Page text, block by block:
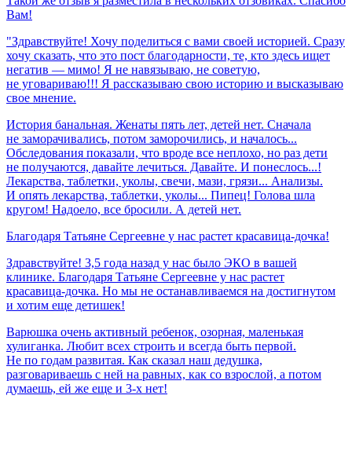
Вам!
"Здравствуйте! Хочу поделиться с вами своей историей. Сразу
хочу сказать, что это пост благодарности, те, кто здесь ищет
негатив — мимо! Я не навязываю, не советую,
не уговариваю!!! Я рассказываю свою историю и высказываю
свое мнение.
История банальная. Женаты пять лет, детей нет. Сначала
не заморачивались, потом заморочились, и началось...
Обследования показали, что вроде все неплохо, но раз дети
не получаются, давайте лечиться. Давайте. И понеслось...!
Лекарства, таблетки, уколы, свечи, мази, грязи... Анализы.
И опять лекарства, таблетки, уколы... Пипец! Голова шла
кругом! Надоело, все бросили. А детей нет.
Благодаря Татьяне Сергеевне у нас растет красавица-дочка!
Здравствуйте! 3,5 года назад у нас было ЭКО в вашей
клинике. Благодаря Татьяне Сергеевне у нас растет
красавица-дочка. Но мы не останавливаемся на достигнутом
и хотим еще детишек!
Варюшка очень активный ребенок, озорная, маленькая
хулиганка. Любит всех строить и всегда быть первой.
Не по годам развитая. Как сказал наш дедушка,
разговариваешь с ней на равных, как со взрослой, а потом
думаешь, ей же еще и 3-х нет!